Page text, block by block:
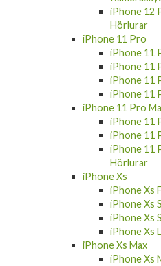
iPhone 12
Hörlurar
iPhone 11 Pro
iPhone 11
iPhone 11
iPhone 11
iPhone 11
iPhone 11 Pro
iPhone 11
iPhone 11
iPhone 11
Hörlurar
iPhone Xs
iPhone Xs
iPhone Xs
iPhone Xs
iPhone Xs
iPhone Xs Max
iPhone Xs